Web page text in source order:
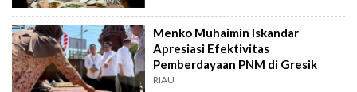
Menko Muhaimin Iskandar
Apresiasi Efektivitas
Pemberdayaan PNM di Gresik
RIAU